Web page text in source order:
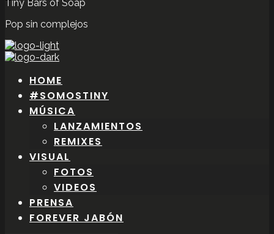
Tiny Bars of Soap
Pop sin complejos
HOME
#SOMOSTINY
MÚSICA
LANZAMIENTOS
REMIXES
VISUAL
FOTOS
VIDEOS
PRENSA
FOREVER JABÓN